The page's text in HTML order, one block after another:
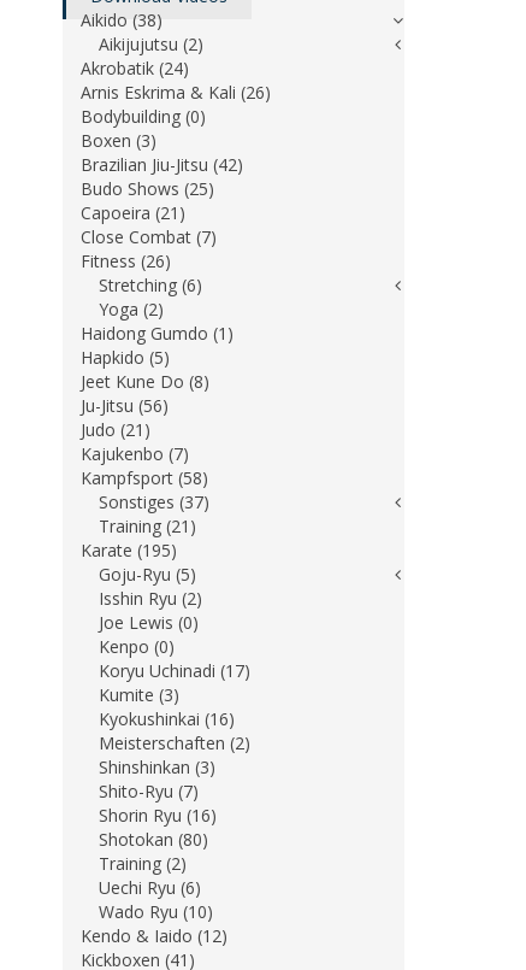
Aikido (38)
Aikijujutsu (2)
Akrobatik (24)
Arnis Eskrima & Kali (26)
Bodybuilding (0)
Boxen (3)
Brazilian Jiu-Jitsu (42)
Budo Shows (25)
Capoeira (21)
Close Combat (7)
Fitness (26)
Stretching (6)
Yoga (2)
Haidong Gumdo (1)
Hapkido (5)
Jeet Kune Do (8)
Ju-Jitsu (56)
Judo (21)
Kajukenbo (7)
Kampfsport (58)
Sonstiges (37)
Training (21)
Karate (195)
Goju-Ryu (5)
Isshin Ryu (2)
Joe Lewis (0)
Kenpo (0)
Koryu Uchinadi (17)
Kumite (3)
Kyokushinkai (16)
Meisterschaften (2)
Shinshinkan (3)
Shito-Ryu (7)
Shorin Ryu (16)
Shotokan (80)
Training (2)
Uechi Ryu (6)
Wado Ryu (10)
Kendo & Iaido (12)
Kickboxen (41)